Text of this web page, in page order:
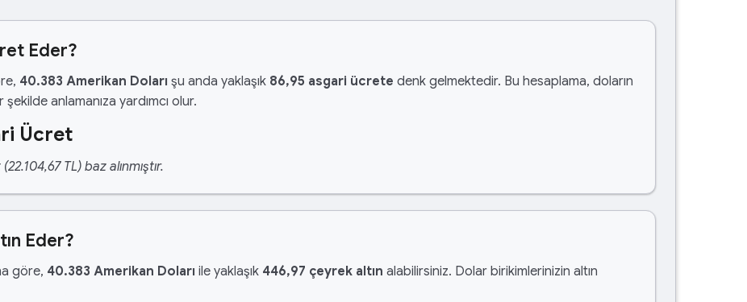
Eder?
40.383 Amerikan Doları şu anda yaklaşık 86,95 asgari ücrete denk gelmektedir. Bu hesaplama, doların
anlamanıza yardımcı olur.
Ücret
TL) baz alınmıştır.
Eder?
göre, 40.383 Amerikan Doları ile yaklaşık 446,97 çeyrek altın alabilirsiniz. Dolar birikimlerinizin altın